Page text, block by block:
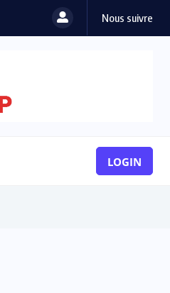
Nous suivre
LOGIN